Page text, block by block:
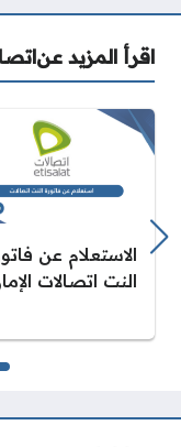
اقرأ المزيد عن
الاستعلام عن
النت اتصالات